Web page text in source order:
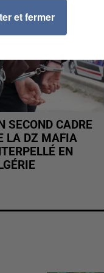
SECOND CADRE
LA DZ MAFIA
EN
et fermer